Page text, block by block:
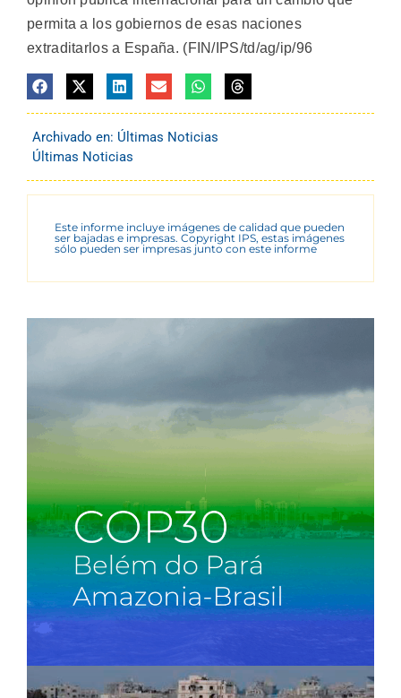
permita a los gobiernos de esas naciones
extraditarlos a España. (FIN/IPS/td/ag/ip/96
Archivado en: Últimas Noticias
Últimas Noticias
Este informe incluye imágenes de calidad que pueden
ser bajadas e impresas. Copyright IPS, estas imágenes
sólo pueden ser impresas junto con este informe